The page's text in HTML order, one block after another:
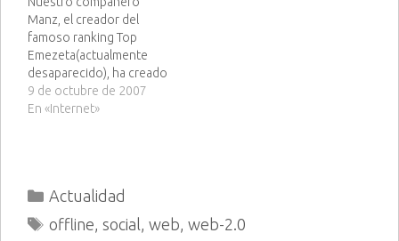
escribo estas letras para
que sepas que estoy viva.
Estoy escribiéndote…
Manz, el creador del
famoso ranking Top
Emezeta(actualmente
desaparecido), ha creado
un nuevo sitema de
puntuación para webs y
cantidad de información
que me ha dado sobre mi
blog, hay…
9 de octubre de 2007
En «Internet»
Categorías
Actualidad
Etiquetas
offline social web web-2.0